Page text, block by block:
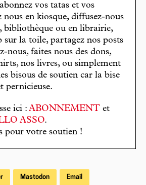
vos tatas et vos
nous en kiosque, diffusez-nous
bibliothèque ou en librairie,
sur la toile, partagez nos posts
nous, faites nous des dons,
nos livres, ou simplement
bisous de soutien car la bise
pernicieuse.
ici : ABONNEMENT et
ASSO.
pour votre soutien !
Mastodon Email